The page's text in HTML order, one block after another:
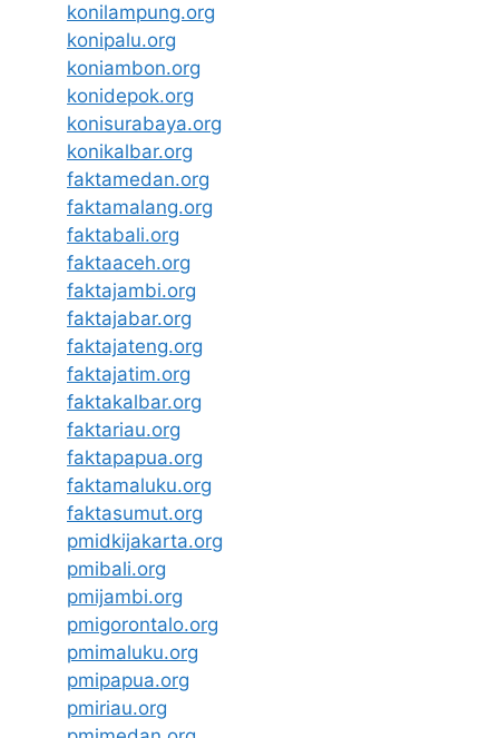
konilampung.org
konipalu.org
koniambon.org
konidepok.org
konisurabaya.org
konikalbar.org
faktamedan.org
faktamalang.org
faktabali.org
faktaaceh.org
faktajambi.org
faktajabar.org
faktajateng.org
faktajatim.org
faktakalbar.org
faktariau.org
faktapapua.org
faktamaluku.org
faktasumut.org
pmidkijakarta.org
pmibali.org
pmijambi.org
pmigorontalo.org
pmimaluku.org
pmipapua.org
pmiriau.org